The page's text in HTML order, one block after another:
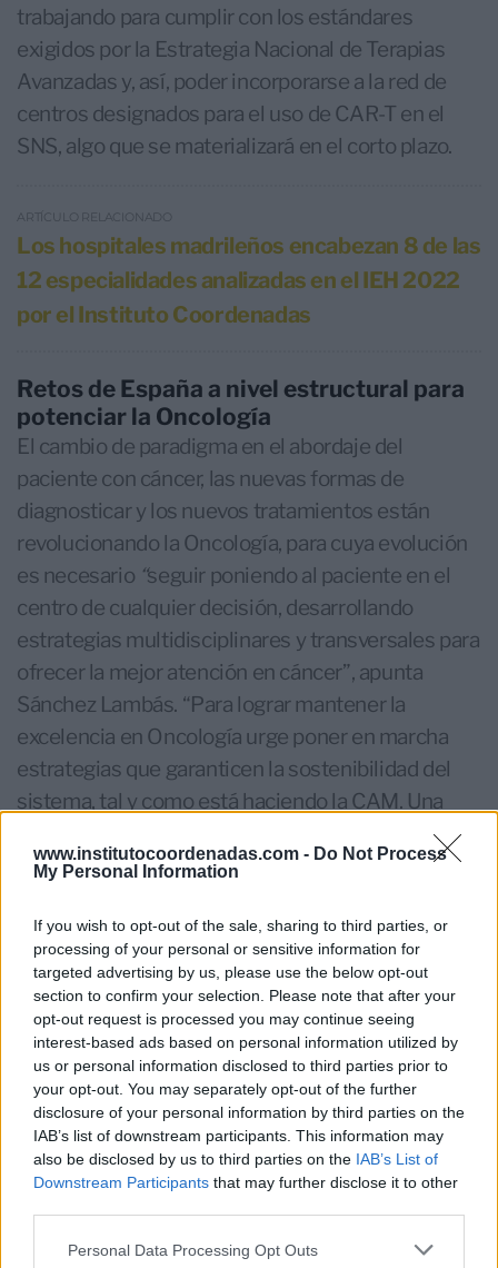
www.institutocoordenadas.com - Do Not Process
My Personal Information
If you wish to opt-out of the sale, sharing to third parties, or
processing of your personal or sensitive information for
targeted advertising by us, please use the below opt-out
section to confirm your selection. Please note that after your
opt-out request is processed you may continue seeing
interest-based ads based on personal information utilized by
us or personal information disclosed to third parties prior to
your opt-out. You may separately opt-out of the further
disclosure of your personal information by third parties on the
IAB’s list of downstream participants. This information may
also be disclosed by us to third parties on the IAB’s List of
Downstream Participants that may further disclose it to other
Personal Data Processing Opt Outs
trabajando para cumplir con los estándares
exigidos por la Estrategia Nacional de Terapias
Avanzadas y, así, poder incorporarse a la red de
centros designados para el uso de CAR-T en el
SNS, algo que se materializará en el corto plazo.
ARTÍCULO RELACIONADO
Los hospitales madrileños encabezan 8 de las
12 especialidades analizadas en el IEH 2022
por el Instituto Coordenadas
Retos de España a nivel estructural para
potenciar la Oncología
El cambio de paradigma en el abordaje del
paciente con cáncer, las nuevas formas de
diagnosticar y los nuevos tratamientos están
revolucionando la Oncología, para cuya evolución
es necesario “seguir poniendo al paciente en el
centro de cualquier decisión, desarrollando
estrategias multidisciplinares y transversales para
ofrecer la mejor atención en cáncer”, apunta
Sánchez Lambás. “Para lograr mantener la
excelencia en Oncología urge poner en marcha
estrategias que garanticen la sostenibilidad del
sistema, tal y como está haciendo la CAM. Una
Parlamento Europeo, cuenta con una sólida red
en marcha de diferentes planes de acción con el
fin de que la atención al paciente de cáncer sea
eficiente, sostenible y equitativa para todos los
ciudadanos”.
Entidades y expertos a los que tiene acceso el
Grupo de Estudios e Investigación del Instituto
Coordenadascoinciden en la necesidad de
impulsar a nivel nacional una serie de medidas